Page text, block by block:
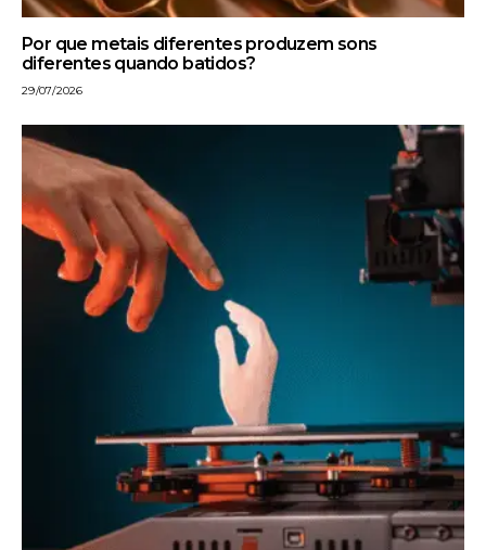
Por que metais diferentes produzem sons
diferentes quando batidos?
29/07/2026